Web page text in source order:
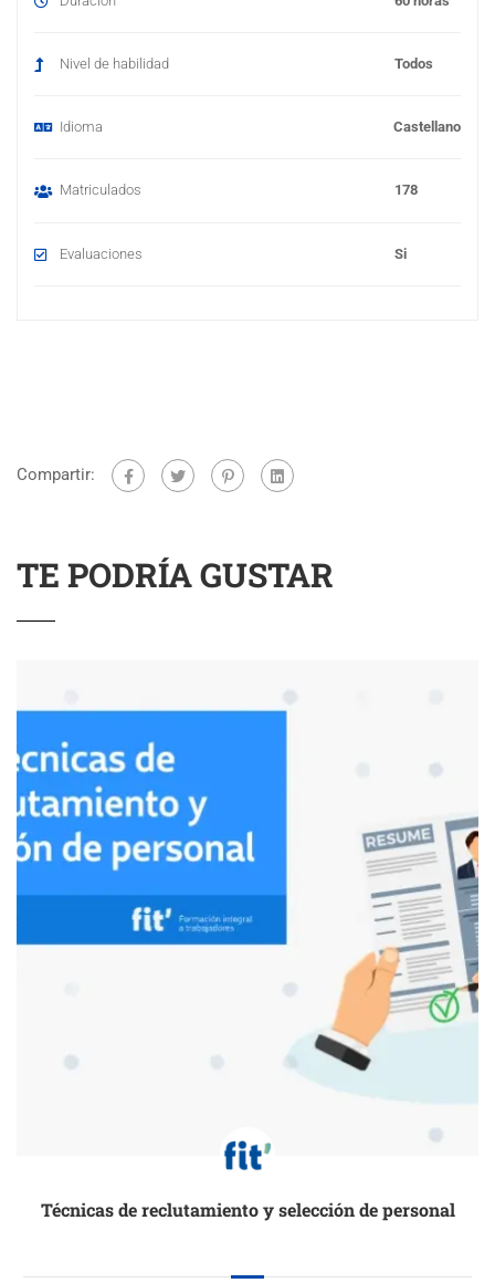
Nivel de habilidad Todos
Idioma Castellano
Matriculados 178
Evaluaciones Si
Compartir:
TE PODRÍA GUSTAR
Técnicas de reclutamiento y selección de personal